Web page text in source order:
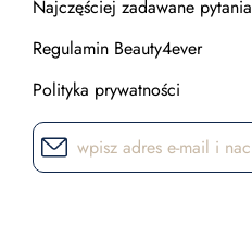
Najczęściej zadawane pytania
Regulamin Beauty4ever
Polityka prywatności